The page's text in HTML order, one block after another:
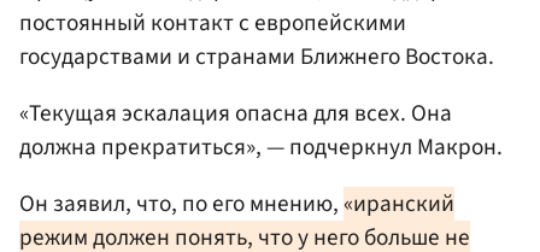
постоянный контакт с европейскими
государствами и странами Ближнего Востока.
«Текущая эскалация опасна для всех. Она
должна прекратиться», — подчеркнул Макрон.
Он заявил, что, по его мнению,«иранский
режим должен понять, что у него больше не